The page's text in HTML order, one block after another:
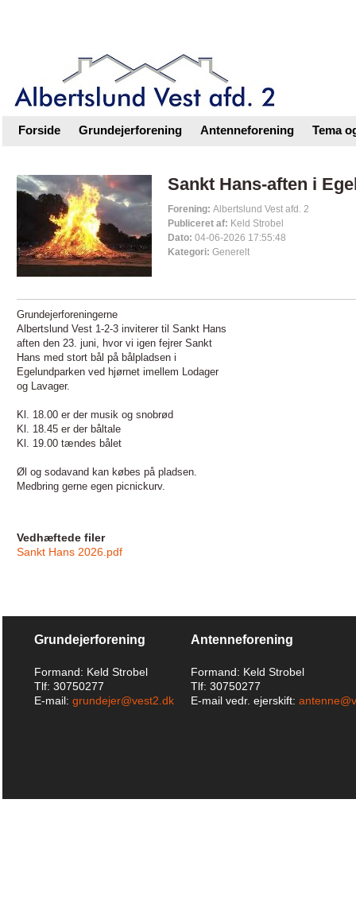
Forside Grundejerforening Antenneforening Tema
Sankt Hans-aften i
Forening: Albertslund Vest afd. 2
Publiceret af: Keld Strobel
Dato: 04-06-2026 17:55:48
Kategori: Generelt
Grundejerforeningerne
Albertslund Vest 1-2-3 inviterer til Sankt Hans
aften den 23. juni, hvor vi igen fejrer Sankt
Hans med stort bål på bålpladsen i
Egelundparken ved hjørnet imellem Lodager
og Lavager.
Kl. 18.00 er der musik og snobrød
Kl. 18.45 er der båltale
Kl. 19.00 tændes bålet
Øl og sodavand kan købes på pladsen.
Medbring gerne egen picnickurv.
Vedhæftede filer
Sankt Hans 2026.pdf
Grundejerforening
Formand: Keld Strobel
Tlf: 30750277
E-mail: grundejer@vest2.dk
Antenneforening
Formand: Keld Strobel
Tlf: 30750277
E-mail vedr. ejerskift: